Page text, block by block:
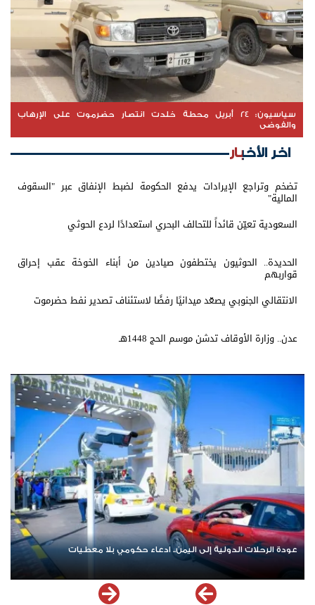
سياسيون: 24 أبريل محطة خلدت انتصار حضرموت على الإرهاب
والفوضى
اخر الأخبار
تضخم وتراجع الإيرادات يدفع الحكومة لضبط الإنفاق عبر "السقوف
المالية"
السعودية تعيّن قائداً للتحالف البحري استعدادًا لردع الحوثي
الحديدة.. الحوثيون يختطفون صيادين من أبناء الخوخة عقب إحراق
قواربهم
الانتقالي الجنوبي يصعّد ميدانيًا رفضًا لاستئناف تصدير نفط حضرموت
عدن.. وزارة الأوقاف تدشن موسم الحج 1448هـ
معطيات اشترك الآن في قناة الواتساب لـ نيوزيمن